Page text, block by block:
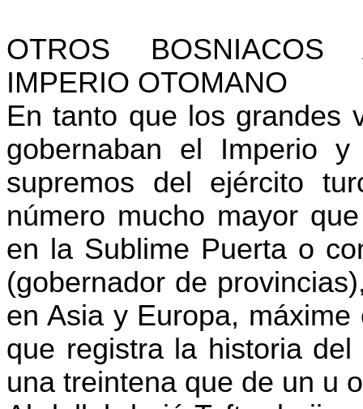
OTROS BOSNIACOS
IMPERIO OTOMANO
En tanto que los grandes
gobernaban el Imperio
supremos del ejército
número mucho mayor
en la Sublime Puerta o
(gobernador de
en Asia y Europa,
que registra la historia
una treintena que de un u